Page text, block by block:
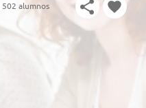
502 alumnos